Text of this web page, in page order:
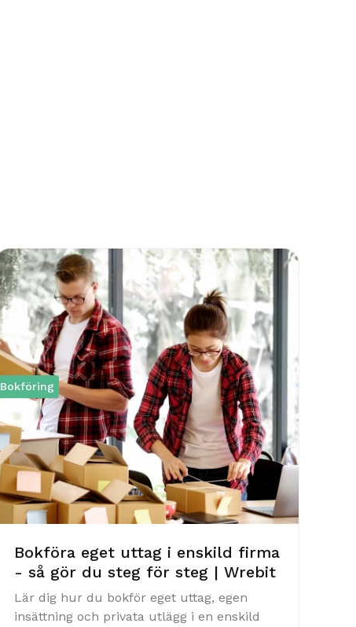
Bokföring
Bokföra eget uttag i enskild firma
- så gör du steg för steg | Wrebit
Lär dig hur du bokför eget uttag, egen
insättning och privata utlägg i en enskild